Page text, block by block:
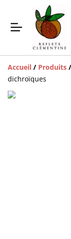
Accueil / Produits /
dichroïques